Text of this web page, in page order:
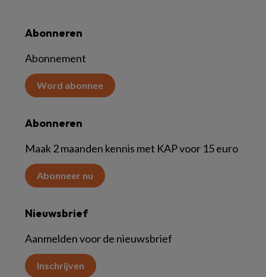
Abonneren
Abonnement
Word abonnee
Abonneren
Maak 2 maanden kennis met KAP voor 15 euro
Abonneer nu
Nieuwsbrief
Aanmelden voor de nieuwsbrief
Inschrijven